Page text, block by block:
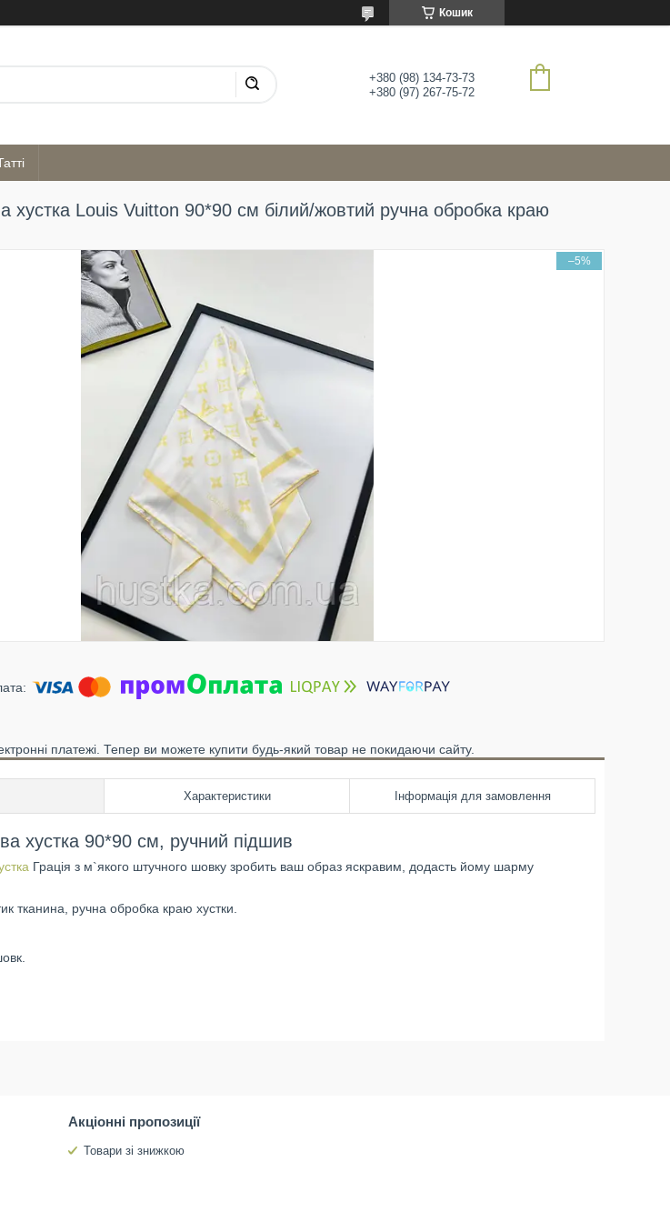
Кошик
+380 (98) 134-73-73
+380 (97) 267-75-72
хустка Louis Vuitton 90*90 см білий/жовтий ручна обробка краю
–5%
платежі. Тепер ви можете купити будь-який товар не покидаючи сайту.
Характеристики Інформація для замовлення
хустка 90*90 см, ручний підшив
Грація з м`якого штучного шовку зробить ваш образ яскравим, додасть йому шарму
тканина, ручна обробка краю хустки.
Акціонні пропозиції
Товари зі знижкою